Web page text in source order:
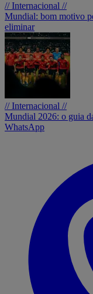
// Internacional //
Mundial: bom motivo
eliminar
// Internacional //
Mundial 2026: o guia
WhatsApp